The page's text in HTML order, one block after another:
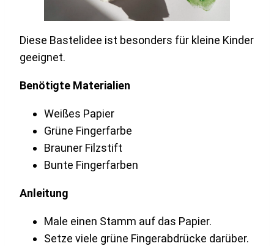
Diese Bastelidee ist besonders für kleine Kinder
geeignet.
Benötigte Materialien
Weißes Papier
Grüne Fingerfarbe
Brauner Filzstift
Bunte Fingerfarben
Anleitung
Male einen Stamm auf das Papier.
Setze viele grüne Fingerabdrücke darüber.